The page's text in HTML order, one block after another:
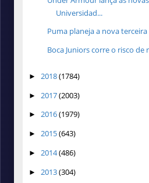
Universidad...
Puma planeja a nova
Boca Juniors corre o risco de
► 2018(1784)
► 2017(2003)
► 2016(1979)
► 2015(643)
► 2014(486)
► 2013(304)